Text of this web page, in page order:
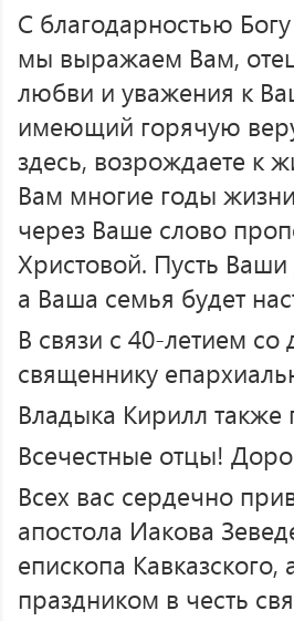
С благодарностью
мы выражаем Вам, отец
любви и уважения к
имеющий горячую
здесь, возрождаете к
Вам многие годы
через Ваше слово
Христовой. Пусть
а Ваша семья будет
В связи с 40-летием
священнику
Владыка Кирилл
Всечестные отцы!
Всех вас сердечно
апостола Иакова
епископа
праздником в честь